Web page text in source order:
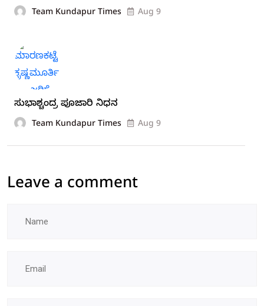
Team Kundapur Times Aug 9
ಸುಭಾಶ್ಚಂದ್ರ ಪೂಜಾರಿ ನಿಧನ
Team Kundapur Times Aug 9
Leave a comment